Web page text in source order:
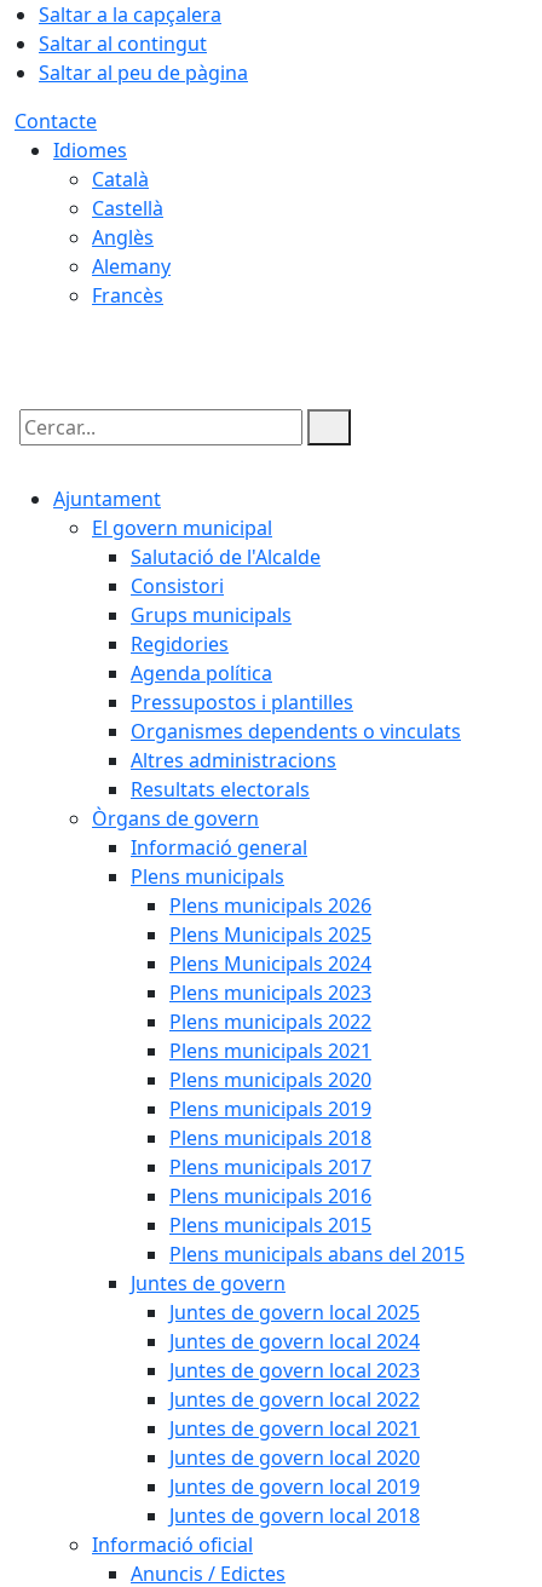
Saltar a la capçalera
Saltar al contingut
Saltar al peu de pàgina
Contacte
Idiomes
Català
Castellà
Anglès
Alemany
Francès
Cercar:
Ajuntament
El govern municipal
Salutació de l'Alcalde
Consistori
Grups municipals
Regidories
Agenda política
Pressupostos i plantilles
Organismes dependents o vinculats
Altres administracions
Resultats electorals
Òrgans de govern
Informació general
Plens municipals
Plens municipals 2026
Plens Municipals 2025
Plens Municipals 2024
Plens municipals 2023
Plens municipals 2022
Plens municipals 2021
Plens municipals 2020
Plens municipals 2019
Plens municipals 2018
Plens municipals 2017
Plens municipals 2016
Plens municipals 2015
Plens municipals abans del 2015
Juntes de govern
Juntes de govern local 2025
Juntes de govern local 2024
Juntes de govern local 2023
Juntes de govern local 2022
Juntes de govern local 2021
Juntes de govern local 2020
Juntes de govern local 2019
Juntes de govern local 2018
Informació oficial
Anuncis / Edictes